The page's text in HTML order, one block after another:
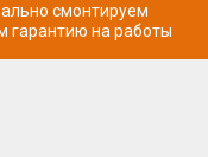
смонтируем
гарантию на работы